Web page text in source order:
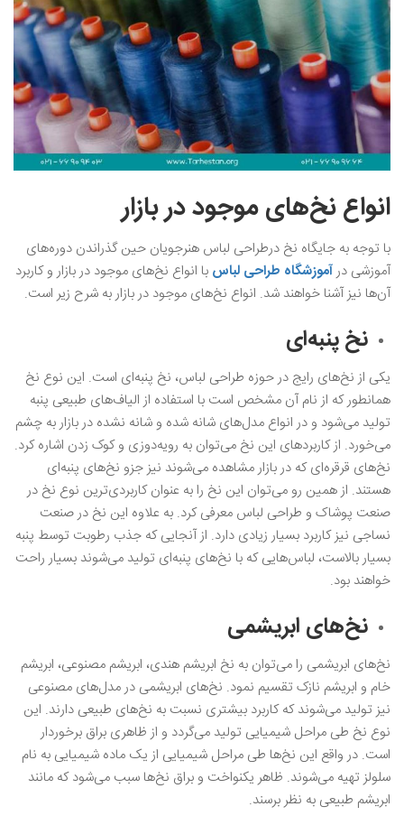
انواع نخ‌های موجود در بازار
با توجه به جایگاه نخ درطراحی لباس هنرجویان حین گذراندن دوره‌های
آموزشی درآموزشگاه طراحی لباس با انواع نخ‌های موجود در بازار و کاربرد
آن‌ها نیز آشنا خواهند شد. انواع نخ‌های موجود در بازار به شرح زیر است.
نخ پنبه‌ای
یکی از نخ‌های رایج در حوزه طراحی لباس، نخ پنبه‌ای است. این نوع نخ
همانطور که از نام آن مشخص است با استفاده از الیاف‌های طبیعی پنبه
تولید می‌شود و در انواع مدل‌های شانه شده و شانه نشده در بازار به چشم
می‌خورد. از کاربردهای این نخ می‌توان به رویه‌دوزی و کوک زدن اشاره کرد.
نخ‌های قرقره‌ای که در بازار مشاهده می‌شوند نیز جزو نخ‌های پنبه‌ای
هستند. از همین رو می‌توان این نخ را به عنوان کاربردی‌ترین نوع نخ در
صنعت پوشاک و طراحی لباس معرفی کرد. به علاوه این نخ در صنعت
نساجی نیز کاربرد بسیار زیادی دارد. از آنجایی که جذب رطوبت توسط پنبه
بسیار بالاست، لباس‌هایی که با نخ‌های پنبه‌ای تولید می‌شوند بسیار راحت
خواهند بود.
نخ‌های ابریشمی
نخ‌های ابریشمی را می‌توان به نخ ابریشم هندی، ابریشم مصنوعی، ابریشم
خام و ابریشم نازک تقسیم نمود. نخ‌های ابریشمی در مدل‌های مصنوعی
نیز تولید می‌شوند که کاربرد بیشتری نسبت به نخ‌های طبیعی دارند. این
نوع نخ طی مراحل شیمیایی تولید می‌گردد و از ظاهری براق برخوردار
است. در واقع این نخ‌ها طی مراحل شیمیایی از یک ماده شیمیایی به نام
سلولز تهیه می‌شوند. ظاهر یکنواخت و براق نخ‌ها سبب می‌شود که مانند
ابریشم طبیعی به نظر برسند.